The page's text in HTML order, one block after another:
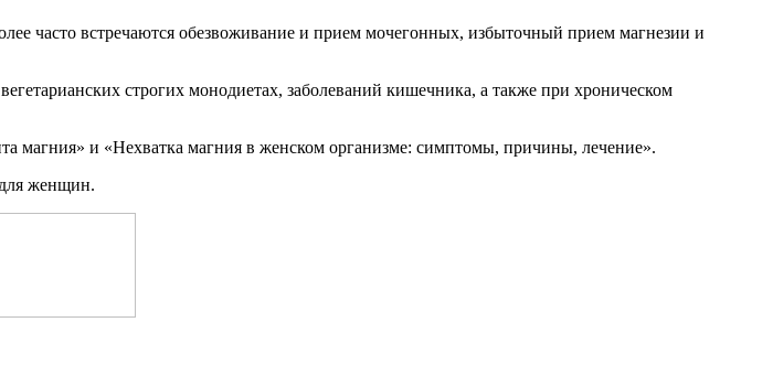
часто встречаются обезвоживание и прием мочегонных, избыточный прием магнезии и
строгих монодиетах, заболеваний кишечника, а также при хроническом
магния» и «Нехватка магния в женском организме: симптомы, причины, лечение».
женщин.